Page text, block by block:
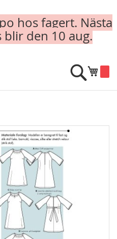
hos fagert. Nästa
den 10 aug.
Min
Sök